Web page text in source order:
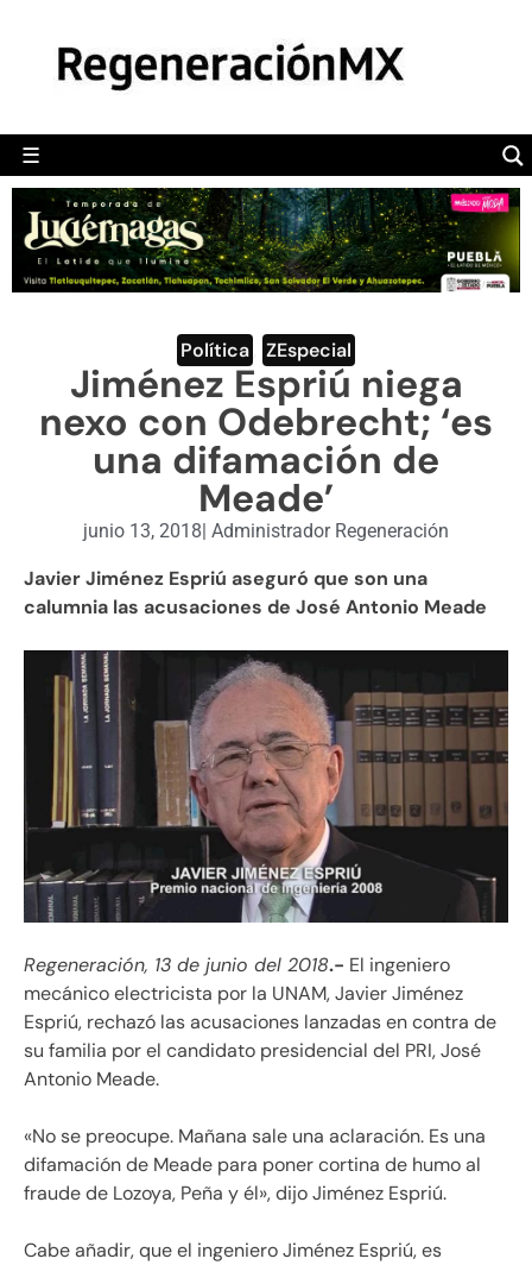
☰
POLÍTICA
CAMALEÓN
OPINIÓN
DEPORTES
ENGLISH SECTION
VIDEOS
Política ZEspecial
Jiménez Espriú niega
nexo con Odebrecht; ‘es
una difamación de
Meade’
junio 13, 2018| Administrador Regeneración
Javier Jiménez Espriú aseguró que son una
calumnia las acusaciones de José Antonio Meade
Regeneración, 13 de junio del 2018.- El ingeniero
mecánico electricista por la UNAM, Javier Jiménez
Espriú, rechazó las acusaciones lanzadas en contra de
su familia por el candidato presidencial del PRI, José
Antonio Meade.
«No se preocupe. Mañana sale una aclaración. Es una
difamación de Meade para poner cortina de humo al
fraude de Lozoya, Peña y él», dijo Jiménez Espriú.
Cabe añadir, que el ingeniero Jiménez Espriú, es